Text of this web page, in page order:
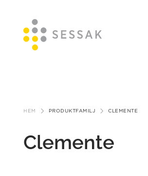
HEM PRODUKTFAMILJ CLEMENTE
Clemente